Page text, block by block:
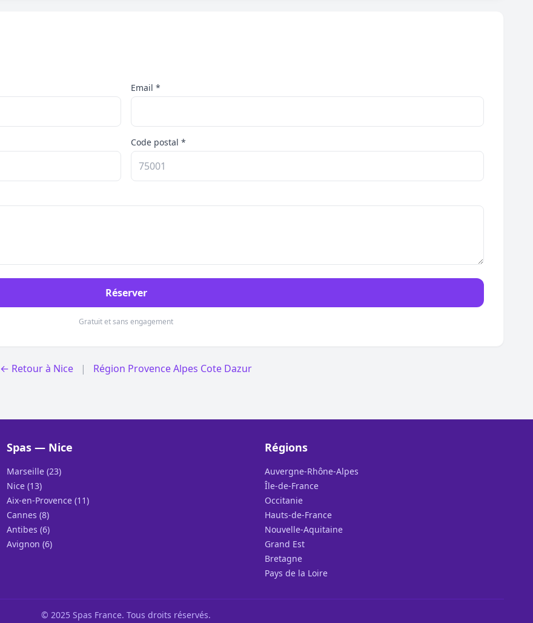
Email *
Code postal *
Réserver
Gratuit et sans engagement
← Retour à Nice | Région Provence Alpes Cote Dazur
Spas — Nice
Marseille (23)
Nice (13)
Aix-en-Provence (11)
Cannes (8)
Antibes (6)
Avignon (6)
Régions
Auvergne-Rhône-Alpes
Île-de-France
Occitanie
Hauts-de-France
Nouvelle-Aquitaine
Grand Est
Bretagne
Pays de la Loire
© 2025 Spas France. Tous droits réservés.